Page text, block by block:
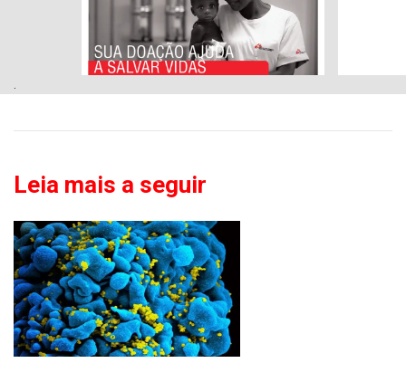
Leia mais a seguir